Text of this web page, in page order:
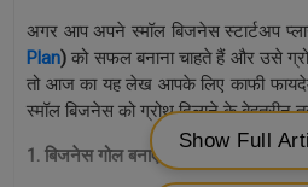
अगर आप अपने स्मॉल बिजनेस स्टार्टअप
Plan) को सफल बनाना चाहते हैं और उसे
तो आज का यह लेख आपके लिए काफी
स्मॉल बिजनेस को ग्रोथ दिलाने के बेहतरीन
1. बिजनेस गोल बनाएं (Make Your
Show Full